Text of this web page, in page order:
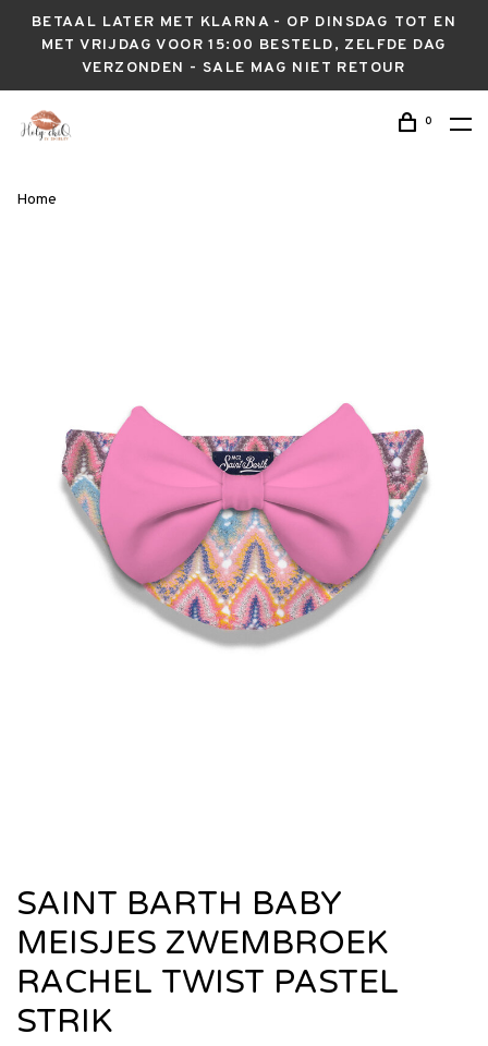
BETAAL LATER MET KLARNA - OP DINSDAG TOT EN
MET VRIJDAG VOOR 15:00 BESTELD, ZELFDE DAG
VERZONDEN - SALE MAG NIET RETOUR
0
Home
SAINT BARTH BABY
MEISJES ZWEMBROEK
RACHEL TWIST PASTEL
STRIK